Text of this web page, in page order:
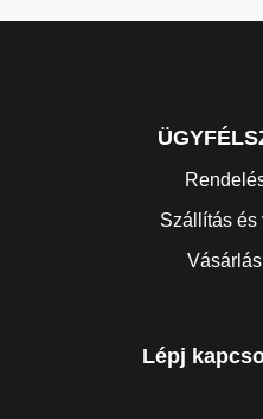
Szállítás és
Lépj